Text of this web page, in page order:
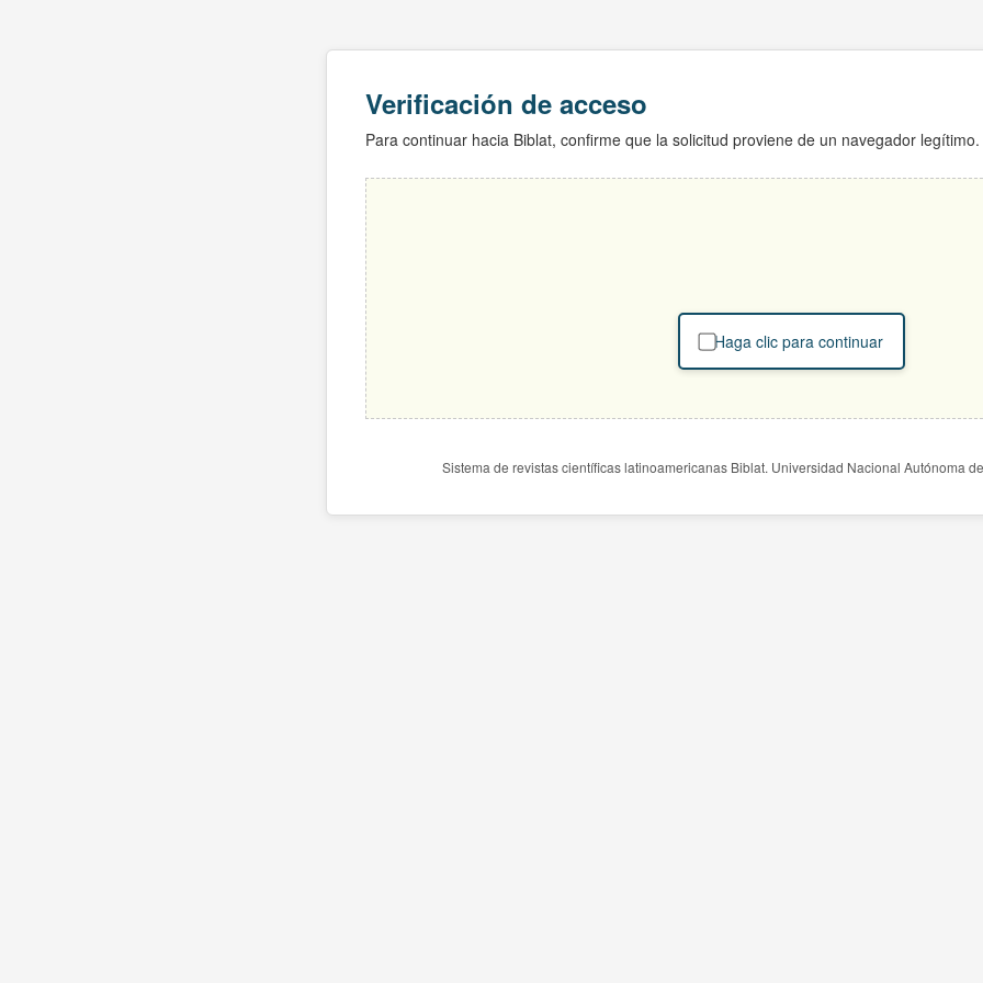
Verificación de acceso
Para continuar hacia Biblat, confirme que la solicitud proviene de un navegador legítimo.
Haga clic para continuar
Sistema de revistas científicas latinoamericanas Biblat. Universidad Nacional Autónoma